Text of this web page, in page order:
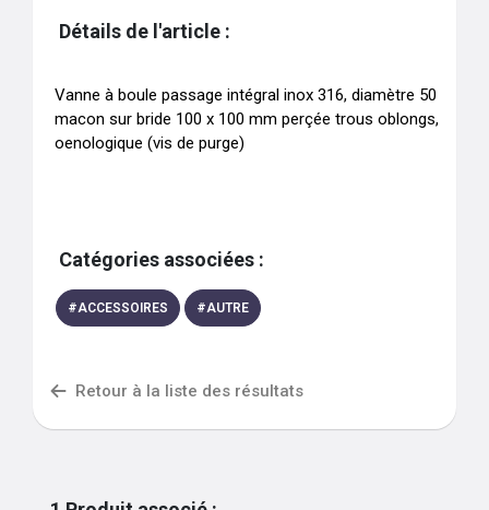
Détails de l'article :
Vanne à boule passage intégral inox 316, diamètre 50
macon sur bride 100 x 100 mm perçée trous oblongs,
oenologique (vis de purge)
Catégories associées :
#ACCESSOIRES #AUTRE
Retour à la liste des résultats